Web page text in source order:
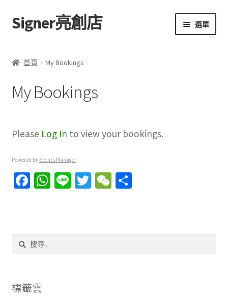
跳
至
覽
跳
至
要
Signer亮創店 選單
學校選書（小學）
學校選書（中學）
「此時此地 看見亮光」2025特展
網上書店
文創
海外訂購書籍
首頁 My Bookings
My Bookings
Please Log In to view your bookings.
Powered by Events Manager
Fa
o
o
W
sA
Li T
er
W
h
分
字:
標籤雲